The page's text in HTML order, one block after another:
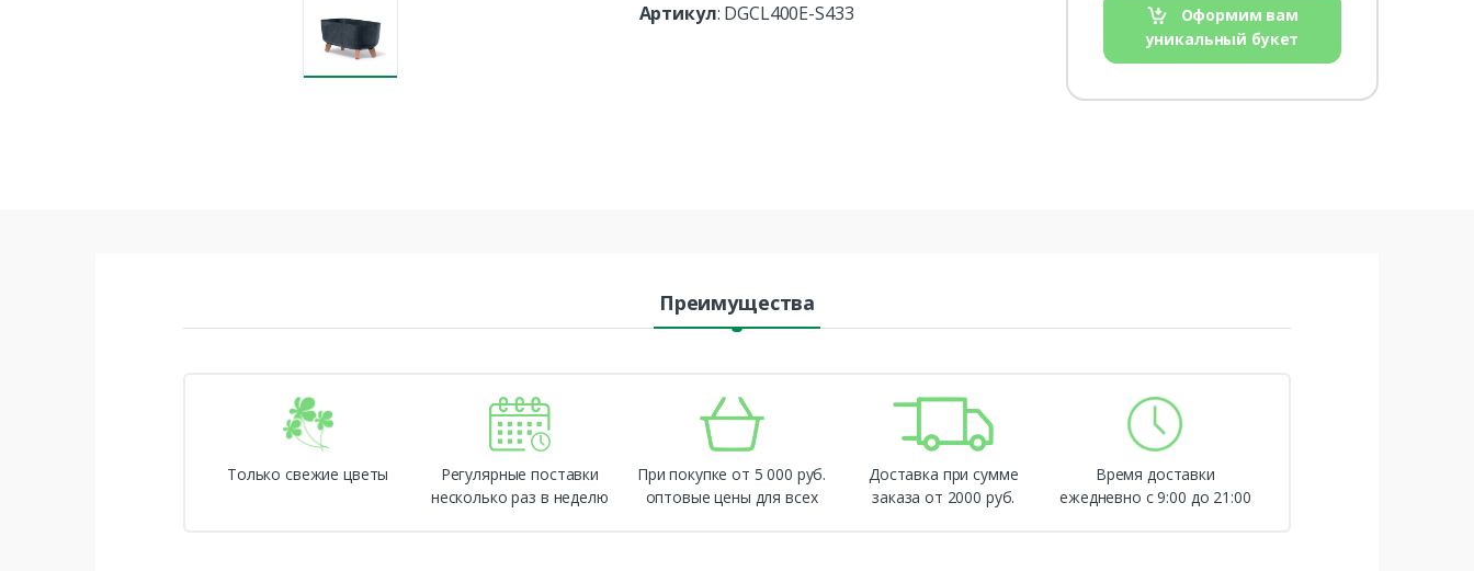
Артикул: DGCL400E-S433
Оформим вам
уникальный букет
Преимущества
Только свежие цветы
Регулярные поставки
несколько раз в неделю
При покупке от 5 000 руб.
оптовые цены для всех
Доставка при сумме
заказа от 2000 руб.
Время доставки
ежедневно с 9:00 до 21:00